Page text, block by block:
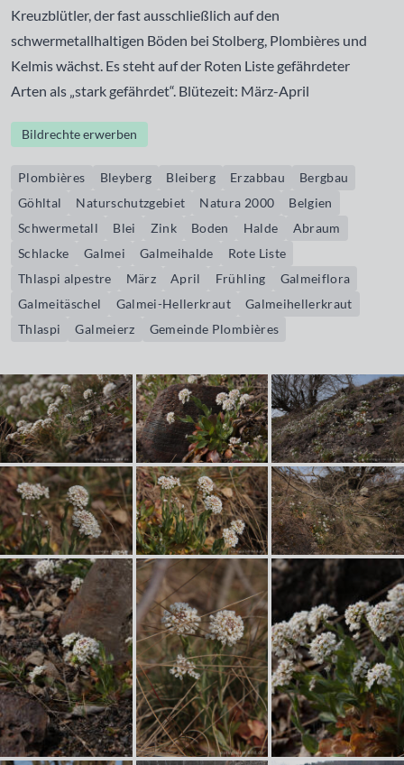
Kreuzblütler, der fast ausschließlich auf den
schwermetallhaltigen Böden bei Stolberg, Plombières und
Kelmis wächst. Es steht auf der Roten Liste gefährdeter
Arten als „stark gefährdet“. Blütezeit: März-April
Bildrechte erwerben
Plombières Bleyberg Bleiberg Erzabbau
Bergbau
Göhltal
Naturschutzgebiet Natura 2000
Belgien
Schwermetall
Blei Zink Boden Halde
Abraum
Schlacke
Galmei Galmeihalde
Rote Liste
Thlaspi alpestre
März April Frühling
Galmeiflora
Galmeitäschel
Galmei-Hellerkraut
Galmeihellerkraut
Thlaspi
Galmeierz Gemeinde Plombières